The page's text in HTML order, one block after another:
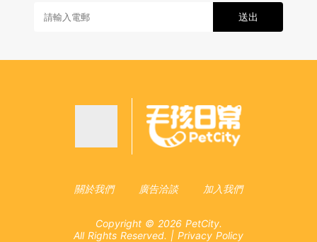
送出
關於我們 廣告洽談 加入我們
Copyright © 2026 PetCity.
All Rights Reserved. | Privacy Policy